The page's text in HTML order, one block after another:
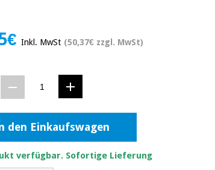
Inkl. MwSt (50,37€ zzgl. MwSt)
den Einkaufswagen
verfügbar. Sofortige Lieferung